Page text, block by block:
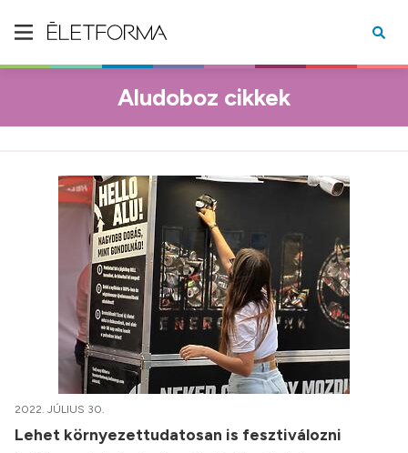
Aludoboz cikkek
2022. JÚLIUS 30.
Lehet környezettudatosan is fesztiválozni